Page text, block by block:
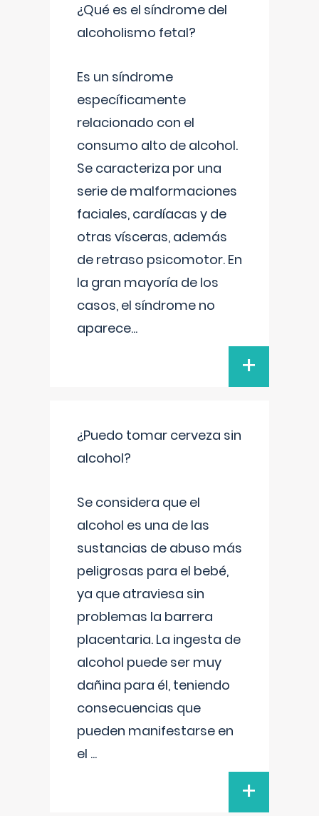
¿Qué es el síndrome del
alcoholismo fetal?
Es un síndrome
específicamente
relacionado con el
consumo alto de alcohol.
Se caracteriza por una
serie de malformaciones
faciales, cardíacas y de
otras vísceras, además
de retraso psicomotor. En
la gran mayoría de los
casos, el síndrome no
aparece...
+
¿Puedo tomar cerveza sin
alcohol?
Se considera que el
alcohol es una de las
sustancias de abuso más
peligrosas para el bebé,
ya que atraviesa sin
problemas la barrera
placentaria. La ingesta de
alcohol puede ser muy
dañina para él, teniendo
consecuencias que
pueden manifestarse en
el ...
+